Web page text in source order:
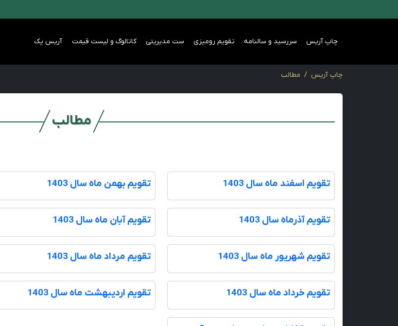
چاپ آریس سررسید و سالنامه تقویم رومیزی ست مدیریتی کاتالوگ و لیست قیمت آریس پک
چاپ آریس مطالب
مطالب
تقویم اسفند ماه سال 1403 تقویم بهمن ماه سال 1403
تقویم آذرماه سال 1403 تقویم آبان ماه سال 1403
تقویم شهریور ماه سال 1403 تقویم مرداد ماه سال 1403
تقویم خرداد ماه سال 1403 تقویم اردیبهشت ماه سال 1403